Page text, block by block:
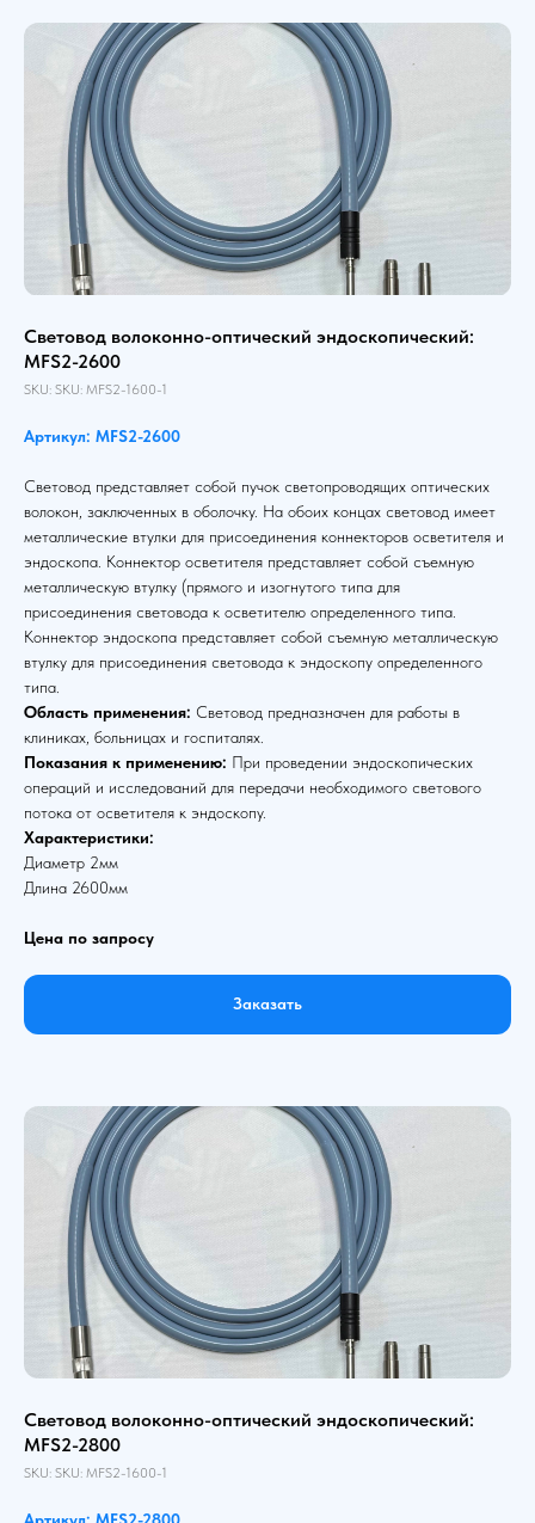
Световод волоконно-оптический эндоскопический:
MFS2-2600
SKU: SKU: MFS2-1600-1
Артикул: MFS2-2600
Световод представляет собой пучок светопроводящих оптических
волокон, заключенных в оболочку. На обоих концах световод имеет
металлические втулки для присоединения коннекторов осветителя и
эндоскопа. Коннектор осветителя представляет собой съемную
металлическую втулку (прямого и изогнутого типа для
присоединения световода к осветителю определенного типа.
Коннектор эндоскопа представляет собой съемную металлическую
втулку для присоединения световода к эндоскопу определенного
типа.
Область применения: Световод предназначен для работы в
клиниках, больницах и госпиталях.
Показания к применению: При проведении эндоскопических
операций и исследований для передачи необходимого светового
потока от осветителя к эндоскопу.
Характеристики:
Диаметр 2мм
Длина 2600мм
Цена по запросу
Заказать
Световод волоконно-оптический эндоскопический:
MFS2-2800
SKU: SKU: MFS2-1600-1
Артикул: MFS2-2800